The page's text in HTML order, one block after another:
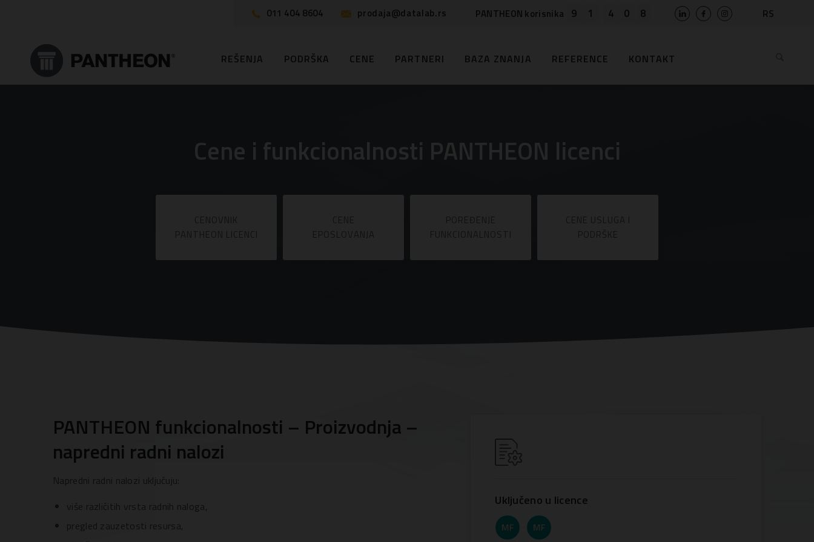
011 404 8604 prodaja@datalab.rs PANTHEON korisnika 9 1 4 0 8
RS
BIH
REŠENJA PODRŠKA CENE PARTNERI BAZA ZNANJA REFERENCE KONTAKT
Cene i funkcionalnosti PANTHEON licenci
PANTHEON funkcionalnosti – Proizvodnja –
napredni radni nalozi
Napredni radni nalozi uključuju:
više različitih vrsta radnih naloga,
pregled zauzetosti resursa,
Uključeno u licence